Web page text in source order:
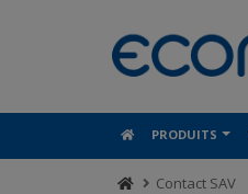
PRODUITS
Contact SAV